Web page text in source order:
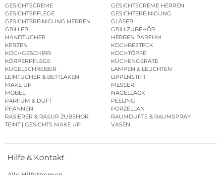
GESICHTSCREME
GESICHTSCREME HERREN
GESICHTSPFLEGE
GESICHTSREINIGUNG
GESICHTSREINIGUNG HERREN
GLÄSER
GRILLER
GRILLZUBEHÖR
HANDTÜCHER
HERREN PARFUM
KERZEN
KOCHBESTECK
KOCHGESCHIRR
KOCHTÖPFE
KÖRPERPFLEGE
KÜCHENGERÄTE
KUGELSCHREIBER
LAMPEN & LEUCHTEN
LEINTÜCHER & BETTLAKEN
LIPPENSTIFT
MAKE UP
MESSER
MÖBEL
NAGELLACK
PARFUM & DUFT
PEELING
PFANNEN
PORZELLAN
RASIERER & RASUR ZUBEHÖR
RAUMDÜFTE & RAUMSPRAY
TEINT | GESICHTS MAKE UP
VASEN
Hilfe & Kontakt